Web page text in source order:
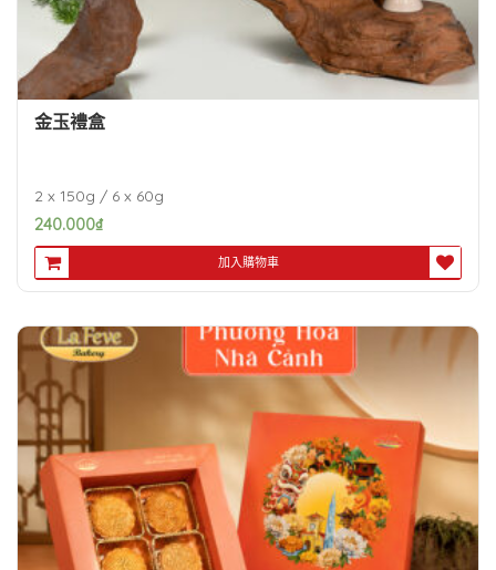
金玉禮盒
2 x 150g / 6 x 60g
240.000₫
加入購物車